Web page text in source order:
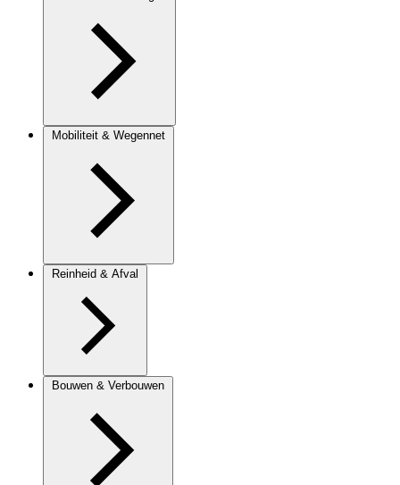
Mobiliteit & Wegennet
Reinheid & Afval
Bouwen & Verbouwen